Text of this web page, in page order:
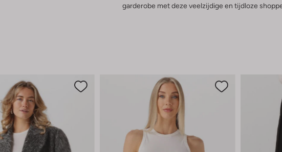
garderobe met deze veelzijdige en tijdloze